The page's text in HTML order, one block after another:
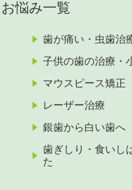
悩み一覧
歯が痛い・虫歯治
子供の歯の治療・
マウスピース矯正
レーザー治療
銀歯から白い歯へ
歯ぎしり・食いし
た